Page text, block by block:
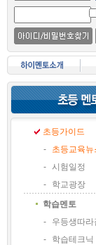
초등가이드
-
초등교육뉴
-
시험일정
-
학교광장
학습멘토
-
우등생따라
-
학습테크닉